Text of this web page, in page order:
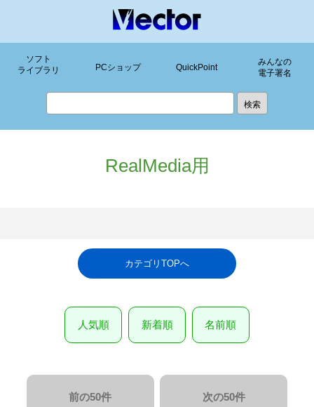
ソフト
ライブラリ
PCショップ QuickPoint
みんなの
電子署名
RealMedia用
カテゴリTOPへ
人気順 新着順 名前順
前の50件 次の50件